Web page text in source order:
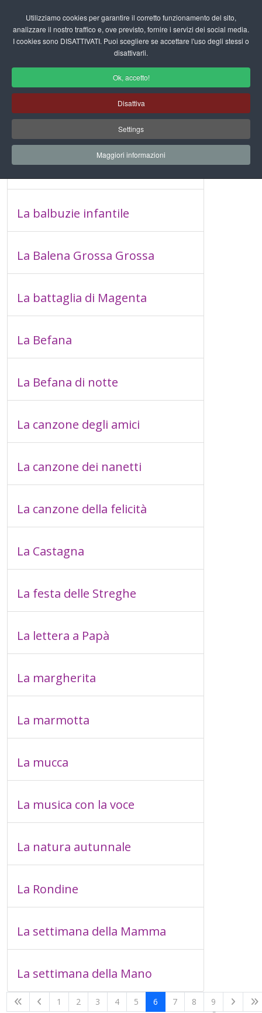
Utilizziamo cookies per garantire il corretto funzionamento del sito,
analizzare il nostro traffico e, ove previsto, fornire i servizi dei social media.
I cookies sono DISATTIVATI. Puoi scegliere se accettare l'uso degli stessi o
disattivarli.
Ok, accetto!
Disattiva
Settings
Maggiori informazioni
fas
Inserisci parte del titolo
Filtro
La balbuzie infantile
La Balena Grossa Grossa
La battaglia di Magenta
La Befana
La Befana di notte
La canzone degli amici
La canzone dei nanetti
La canzone della felicità
La Castagna
La festa delle Streghe
La lettera a Papà
La margherita
La marmotta
La mucca
La musica con la voce
La natura autunnale
La Rondine
La settimana della Mamma
La settimana della Mano
Pagina 6 di 9
1 2 3 4 5 6 7 8 9